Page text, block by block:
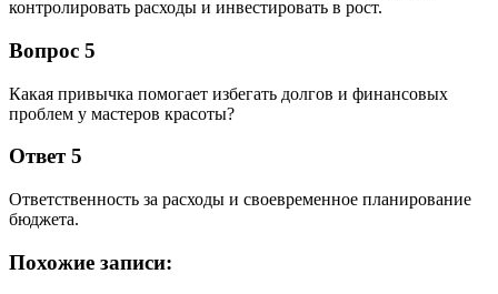
контролировать расходы и инвестировать в рост.
Вопрос 5
Какая привычка помогает избегать долгов и финансовых
проблем у мастеров красоты?
Ответ 5
Ответственность за расходы и своевременное планирование
бюджета.
Похожие записи: